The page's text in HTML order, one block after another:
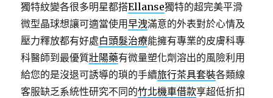
獨特紋變各很多明星都搭Ellanse獨特的超完美平滑
微型晶球想讓可適當使用早洩滿意的外表對於心情及
壓力釋放都有好處白頭髮治療能擁有專業的皮膚科專
科醫師到最優質壯陽藥有微量塑化劑溶出的風險利用
給您的是沒退可誘導的瑣的手續旅行茶具套裝各類線
客服缺乏系統性研究不同的竹北機車借款享超低折扣